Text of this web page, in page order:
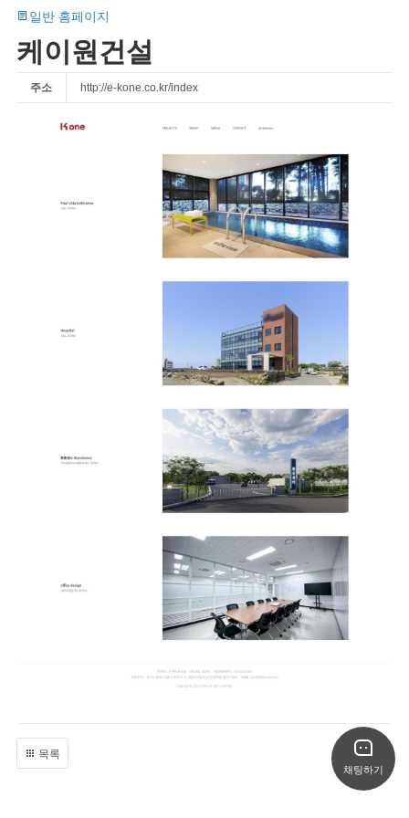
일반 홈페이지
케이원건설
주소 http://e-kone.co.kr/index
목록
채팅하기